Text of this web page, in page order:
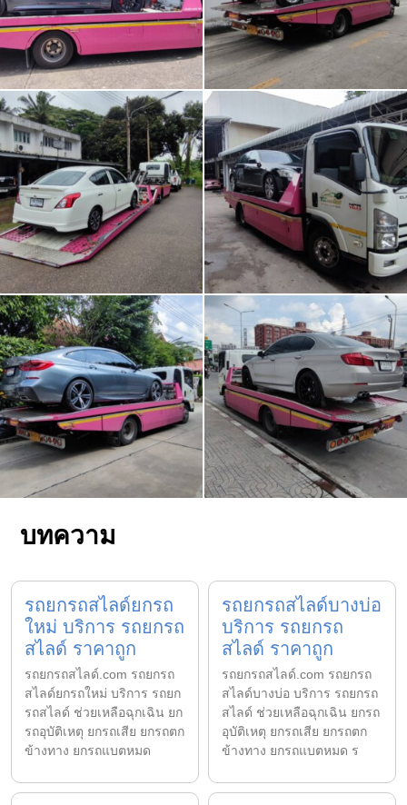
บทความ
รถยกรถสไลด์ยกรถ
ใหม่ บริการ รถยกรถ
สไลด์ ราคาถูก
รถยกรถสไลด์.com รถยกรถ
สไลด์ยกรถใหม่ บริการ รถยก
รถสไลด์ ช่วยเหลือฉุกเฉิน ยก
รถอุบัติเหตุ ยกรถเสีย ยกรถตก
ข้างทาง ยกรถแบตหมด
รถยกรถสไลด์บางบ่อ
บริการ รถยกรถ
สไลด์ ราคาถูก
รถยกรถสไลด์.com รถยกรถ
สไลด์บางบ่อ บริการ รถยกรถ
สไลด์ ช่วยเหลือฉุกเฉิน ยกรถ
อุบัติเหตุ ยกรถเสีย ยกรถตก
ข้างทาง ยกรถแบตหมด ร